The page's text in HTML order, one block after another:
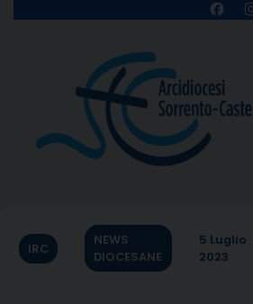
IRC
NEWS
DIOCESANE
5 Luglio
2023